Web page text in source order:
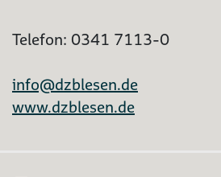
Telefon: 0341 7113-0
info@dzblesen.de
www.dzblesen.de